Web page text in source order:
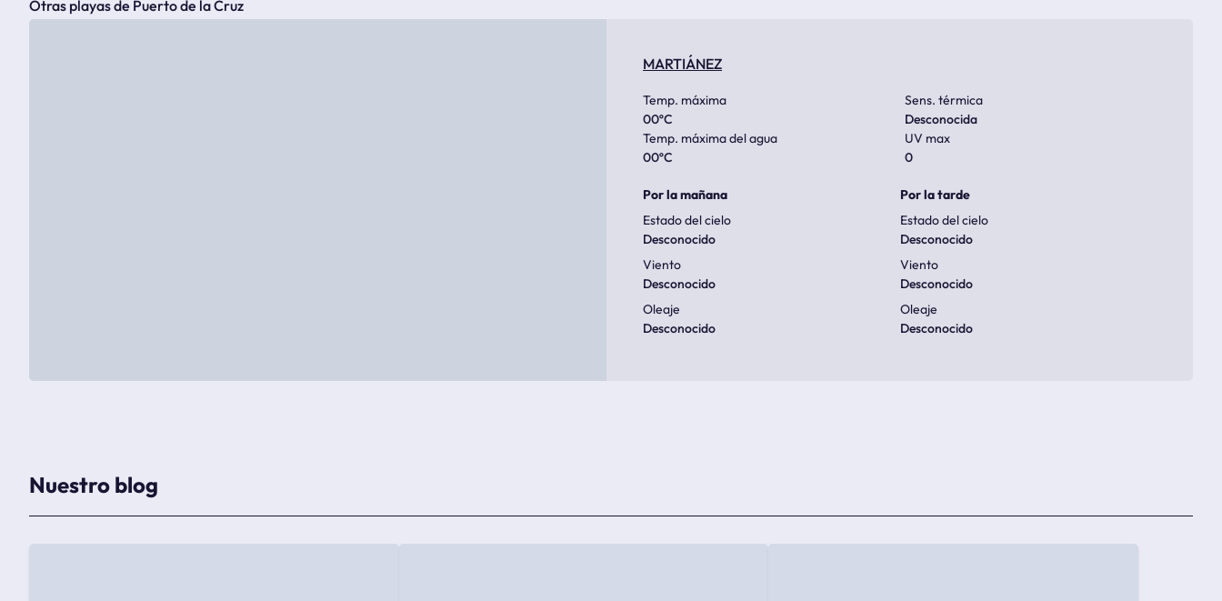
Otras playas de Puerto de la Cruz
MARTIÁNEZ
Temp. máxima
00ºC
Sens. térmica
Desconocida
Temp. máxima del agua
00ºC
UV max
0
Por la mañana
Estado del cielo
Desconocido
Viento
Desconocido
Oleaje
Desconocido
Por la tarde
Estado del cielo
Desconocido
Viento
Desconocido
Oleaje
Desconocido
Nuestro blog